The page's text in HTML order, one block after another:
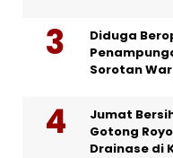
Diduga
Sorotan
Jumat
Gotong
Drainase di